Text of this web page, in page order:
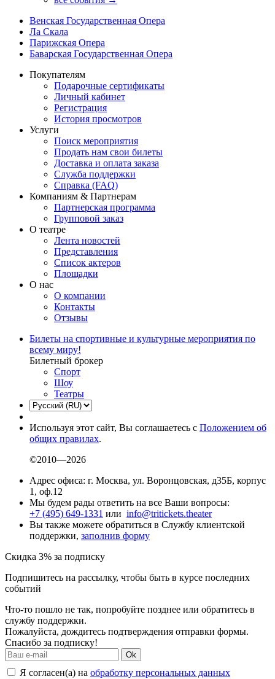
Венская Государственная Опера
Ла Скала
Парижская Опера
Баварская Государственная Опера
Покупателям
Подарочные сертификаты
Личный кабинет
Регистрация
История просмотров
Услуги
Поиск мероприятия
Продать нам свои билеты
Доставка и оплата заказа
Служба поддержки
Справка (FAQ)
Компаниям & Партнерам
Партнерская программа
Групповой заказ
О театре
Лента новостей
Представления
Список актеров
Площадки
О нас
О компании
Контакты
Отзывы
Билеты на спортивные и культурные мероприятия по
всему миру!
Билетный брокер
Спорт
Шоу
Театры
Используя этот сайт, Вы соглашаетесь с Положением об
общих правилах.
©2010—2026
Адрес офиса: г. Москва, ул. Воронцовская, д35Б, корпус
1, оф.12
Мы будем рады ответить на все Ваши вопросы:
+7 (495) 649-1331 или info@tritickets.theater
Вы также можете обратиться в Службу клиентской
поддержки, заполнив форму
Скидка 3% за подписку
Подпишитесь на рассылку, чтобы быть в курсе последних
событий
Что-то пошло не так, попробуйте позднее или обратитесь в
службу поддержки.
Пожалуйста, дождитесь подтверждения отправки формы.
Спасибо за подписку!
Ok
Я согласен(а) на обработку персональных данных